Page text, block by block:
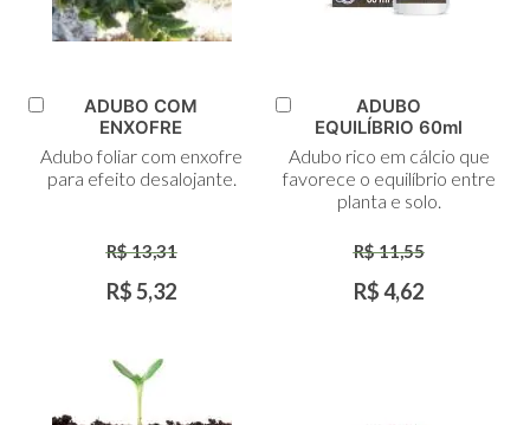
Adicionar
Carrinho
ADUBO COM
ENXOFRE
Adubo foliar com enxofre
para efeito desalojante.
R$ 13,31
R$ 5,32
Adicionar
Carrinho
ADUBO
EQUILÍBRIO 60ml
Adubo rico em cálcio que
favorece o equilíbrio entre
planta e solo.
R$ 11,55
R$ 4,62